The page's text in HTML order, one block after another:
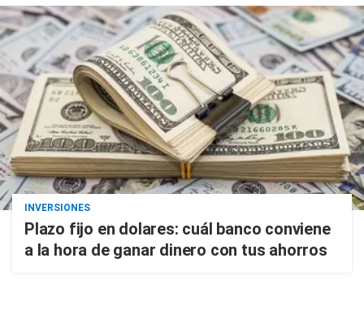
INVERSIONES
Plazo fijo en dolares: cuál banco conviene
a la hora de ganar dinero con tus ahorros